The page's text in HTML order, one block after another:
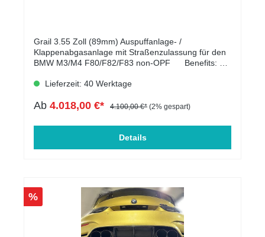
Grail 3.55 Zoll (89mm) Auspuffanlage- /
Klappenabgasanlage mit Straßenzulassung für den
BMW M3/M4 F80/F82/F83 non-OPF Benefits: 3,5
delete Straight Pipe für maximalen Sound bei
Schweißverfahren Elektronische Klappen mit
(Ansteuerung wie Serien Klappenanlage)
Verschiedene Endrohr Varianten gegen Aufpreis
100% Dröhnungsfrei mit ECE Genehmigung Nicht
Lieferzeit: 40 Werktage
Ab 4.018,00 €* 4.100,00 €* (2% gespart)
Details
%